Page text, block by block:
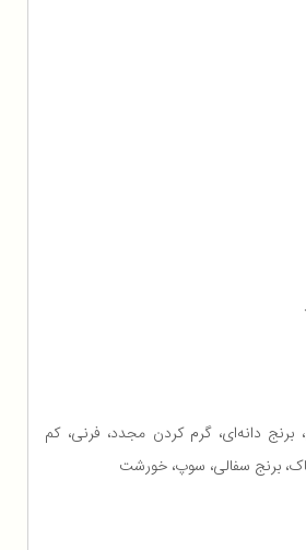
دانه‌ای، گرم کردن مجدد، فرنی، کم
برنج سفالی، سوپ، خورشت